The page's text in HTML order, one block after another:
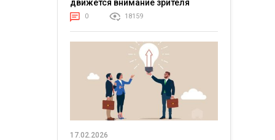
движется внимание зрителя
0 18159
17.02.2026